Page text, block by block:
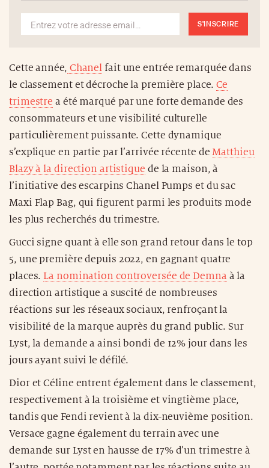
S'INSCRIRE
Cette année, Chanel fait une entrée remarquée dans
le classement et décroche la première place. Ce
trimestre a été marqué par une forte demande des
consommateurs et une visibilité culturelle
particulièrement puissante. Cette dynamique
s’explique en partie par l’arrivée récente deMatthieu
Blazy à la direction artistique de la maison, à
l’initiative des escarpins Chanel Pumps et du sac
Maxi Flap Bag, qui figurent parmi les produits mode
les plus recherchés du trimestre.
Gucci signe quant à elle son grand retour dans le top
5, une première depuis 2022, en gagnant quatre
places. La nomination controversée de Demna à la
direction artistique a suscité de nombreuses
réactions sur les réseaux sociaux, renfroçant la
visibilité de la marque auprès du grand public. Sur
Lyst, la demande a ainsi bondi de 12% jour dans les
jours ayant suivi le défilé.
Dior et Céline entrent également dans le classement,
respectivement à la troisième et vingtième place,
tandis que Fendi revient à la dix-neuvième position.
Versace gagne également du terrain avec une
demande sur Lyst en hausse de 17% d’un trimestre à